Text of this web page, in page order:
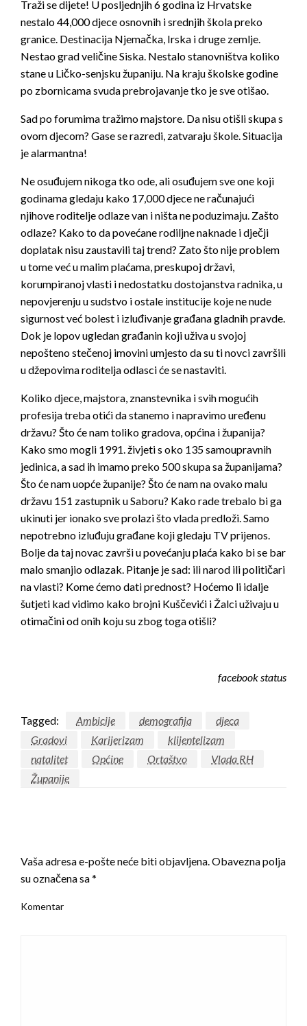
Traži se dijete! U posljednjih 6 godina iz Hrvatske
nestalo 44,000 djece osnovnih i srednjih škola preko
granice. Destinacija Njemačka, Irska i druge zemlje.
Nestao grad veličine Siska. Nestalo stanovništva koliko
stane u Ličko-senjsku županiju. Na kraju školske godine
po zbornicama svuda prebrojavanje tko je sve otišao.
Sad po forumima tražimo majstore. Da nisu otišli skupa s
ovom djecom? Gase se razredi, zatvaraju škole. Situacija
je alarmantna!
Ne osuđujem nikoga tko ode, ali osuđujem sve one koji
godinama gledaju kako 17,000 djece ne računajući
njihove roditelje odlaze van i ništa ne poduzimaju. Zašto
odlaze? Kako to da povećane rodiljne naknade i dječji
doplatak nisu zaustavili taj trend? Zato što nije problem
u tome već u malim plaćama, preskupoj državi,
korumpiranoj vlasti i nedostatku dostojanstva radnika, u
nepovjerenju u sudstvo i ostale institucije koje ne nude
sigurnost već bolest i izluđivanje građana gladnih pravde.
Dok je lopov ugledan građanin koji uživa u svojoj
nepošteno stečenoj imovini umjesto da su ti novci završili
u džepovima roditelja odlasci će se nastaviti.
Koliko djece, majstora, znanstevnika i svih mogućih
profesija treba otići da stanemo i napravimo uređenu
državu? Što će nam toliko gradova, općina i županija?
Kako smo mogli 1991. živjeti s oko 135 samoupravnih
jedinica, a sad ih imamo preko 500 skupa sa županijama?
Što će nam uopće županije? Što će nam na ovako malu
državu 151 zastupnik u Saboru? Kako rade trebalo bi ga
ukinuti jer ionako sve prolazi što vlada predloži. Samo
nepotrebno izluđuju građane koji gledaju TV prijenos.
Bolje da taj novac završi u povećanju plaća kako bi se bar
malo smanjio odlazak. Pitanje je sad: ili narod ili političari
na vlasti? Kome ćemo dati prednost? Hoćemo li idalje
šutjeti kad vidimo kako brojni Kuščevići i Žalci uživaju u
otimačini od onih koju su zbog toga otišli?
facebook status
Tagged: Ambicije demografija
djeca
Gradovi
Karijerizam
klijentelizam
natalitet
Općine Ortaštvo
Vlada RH
Županije
Vaša adresa e-pošte neće biti objavljena. Obavezna polja
su označena sa*
Komentar